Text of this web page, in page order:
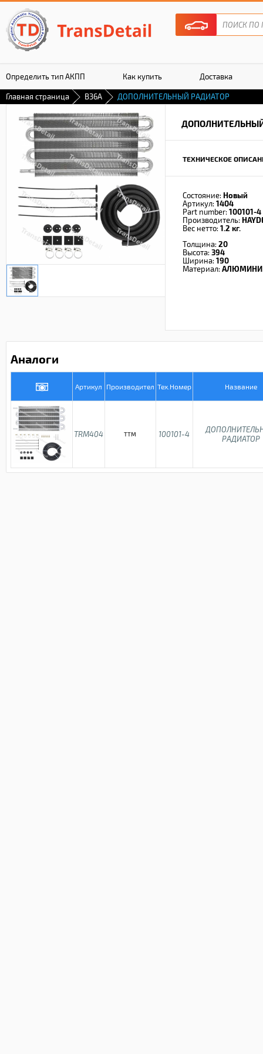
Определить тип АКПП Как купить Доставка
Гарантия
Главная страница B36A ДОПОЛНИТЕЛЬНЫЙ РАДИАТОР
ТЕХНИЧЕСКОЕ
Состояние: Новый
Артикул: 1404
Part number: 100101-4
Производитель:
Вес нетто: 1.2 кг.
Толщина: 20
Высота: 394
Ширина: 190
Материал:
Аналоги
Артикул Производител Тех.Номер Название
TRM404 TTM 100101-4
РАДИАТОР